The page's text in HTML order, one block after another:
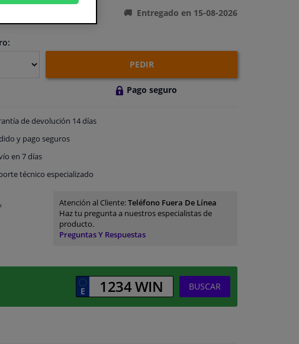
Entregado en 15-08-2026
PEDIR
Pago seguro
de devolución 14 días
y pago seguros
en 7 días
técnico especializado
Atención al Cliente:Teléfono Fuera De Línea
Haz tu pregunta a nuestros especialistas de
producto.
Preguntas Y Respuestas
BUSCAR